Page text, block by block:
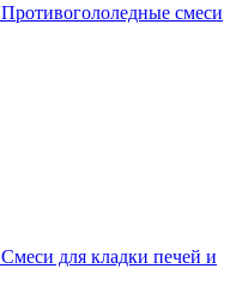
Противогололедные смеси
Смеси для кладки печей и